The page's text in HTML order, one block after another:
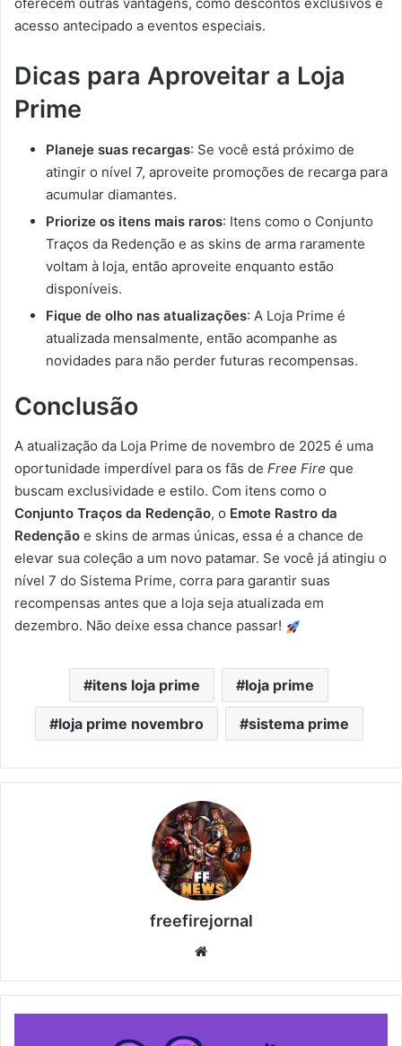
acesso antecipado a eventos especiais.
Dicas para Aproveitar a Loja
Prime
Planeje suas recargas: Se você está próximo de
atingir o nível 7, aproveite promoções de recarga para
acumular diamantes.
Priorize os itens mais raros: Itens como o Conjunto
Traços da Redenção e as skins de arma raramente
voltam à loja, então aproveite enquanto estão
disponíveis.
Fique de olho nas atualizações: A Loja Prime é
atualizada mensalmente, então acompanhe as
novidades para não perder futuras recompensas.
Conclusão
A atualização da Loja Prime de novembro de 2025 é uma
oportunidade imperdível para os fãs de Free Fire que
buscam exclusividade e estilo. Com itens como o
Conjunto Traços da Redenção, o Emote Rastro da
Redenção e skins de armas únicas, essa é a chance de
elevar sua coleção a um novo patamar. Se você já atingiu o
nível 7 do Sistema Prime, corra para garantir suas
recompensas antes que a loja seja atualizada em
dezembro. Não deixe essa chance passar!
itens loja prime loja prime
loja prime novembro sistema prime
freefirejornal